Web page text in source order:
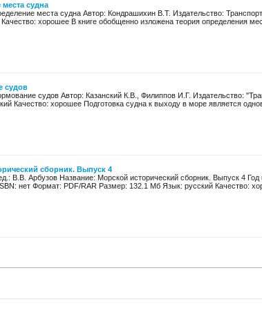
судна
места судна Автор: Кондрашихин В.Т. Издательство:
хорошее В книге обобщенно изложена теория определения
судов
судов Автор: Казанский К.В., Филиппов И.Г. Издательство:
Качество: хорошее Подготовка судна к выходу в море является
сборник. Выпуск 4
В.В. Арбузов Название: Морской исторический сборник. Выпуск 4
нет Формат: PDF/RAR Размер: 132.1 Мб Язык: русский Качество: